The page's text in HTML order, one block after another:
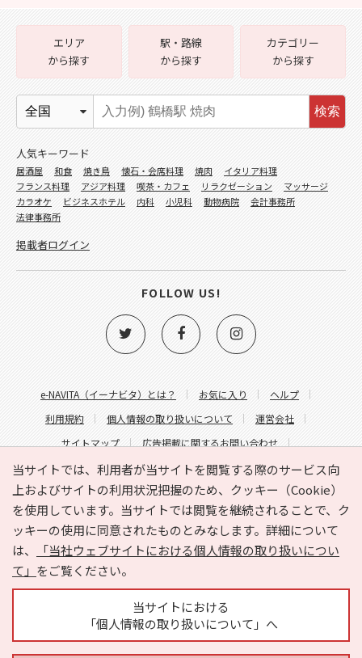
当サイトでは、利用者が当サイトを閲覧する際のサービス向
上およびサイトの利用状況把握のため、クッキー（Cookie）
を使用しています。当サイトでは閲覧を継続されることで、ク
ッキーの使用に同意されたものとみなします。詳細について
は、
「当社ウェブサイトにおける個人情報の取り扱いについ
て」 をご覧ください。
当サイトにおける
「個人情報の取り扱いについて」へ
e-NAVITA（イーナビタ）とは？ お気に入り
ヘルプ
利用規約
個人情報の取り扱いについて
運営会社
サイトマップ
広告掲載に関するお問い合わせ
サイトの内容に関するお問い合わせ
エリア
から探す
駅・路線
から探す
カテゴリー
から探す
検索
人気キーワード
居酒屋 和食 焼き鳥 懐石・会席料理 焼肉
イタリア料理
フランス料理
アジア料理 喫茶・カフェ リラクゼーション
マッサージ
カラオケ
ビジネスホテル 内科 小児科 動物病院
会計事務所
法律事務所
掲載者ログイン
FOLLOW US!
Copyright © HYOJITO.Co.,Ltd. All Rights Reserved.